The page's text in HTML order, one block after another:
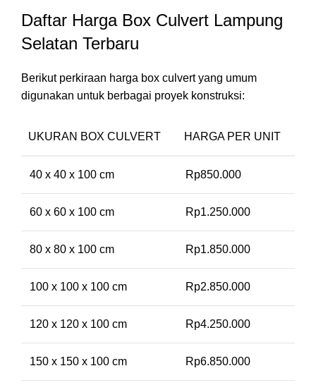
Daftar Harga Box Culvert Lampung
Selatan Terbaru
Berikut perkiraan harga box culvert yang umum
digunakan untuk berbagai proyek konstruksi:
UKURAN BOX CULVERT HARGA PER UNIT
40 x 40 x 100 cm Rp850.000
60 x 60 x 100 cm Rp1.250.000
80 x 80 x 100 cm Rp1.850.000
100 x 100 x 100 cm Rp2.850.000
120 x 120 x 100 cm Rp4.250.000
150 x 150 x 100 cm Rp6.850.000